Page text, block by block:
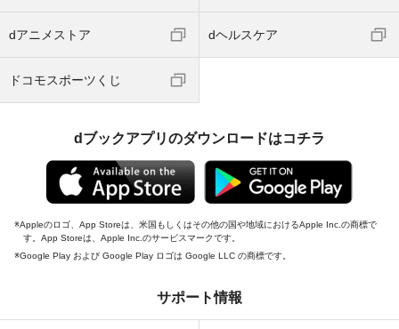
dアニメストア dヘルスケア
ドコモスポーツくじ
dブックアプリのダウンロードはコチラ
Appleのロゴ、App Storeは、米国もしくはその他の国や地域におけるApple Inc.の商標で
す。App Storeは、Apple Inc.のサービスマークです。
Google Play および Google Play ロゴは Google LLC の商標です。
サポート情報